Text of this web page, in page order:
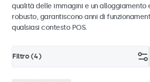
qualità delle immagini e un alloggiamento
robusto, garantiscono anni di
qualsiasi contesto POS.
Filtro (4)